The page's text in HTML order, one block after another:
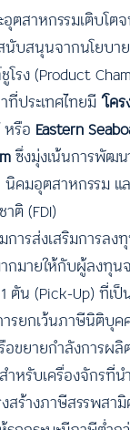
ตสาหกรรมเติบโต
นับสนุนจากนโยบา
ง (Product
ที่ประเทศไทยมี‘โ
หรือ Eastern
ซึ่งมุ่งเน้นการพัฒน
คมอุตสาหกรรม แ
ติ (FDI)
ารส่งเสริมการลง
กมายให้กับผู้ลงทุน
ตัน (Pick-Up) ที่เ
รยกเว้นภาษีนิติบุ
ขยายกำลังการผลิ
ำหรับเครื่องจักรที่น
สร้างภาษีสรรพสา